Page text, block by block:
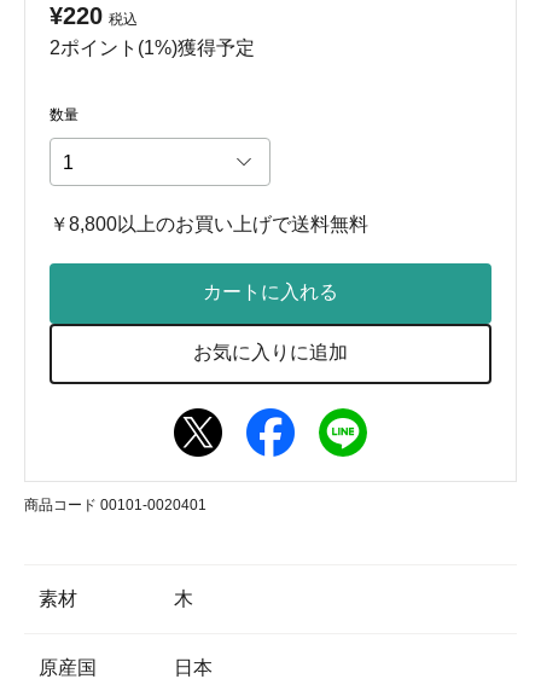
¥220 税込
2ポイント(1%)獲得予定
数量
￥8,800以上のお買い上げで送料無料
カートに入れる
お気に入りに追加
商品コード 00101-0020401
素材 木
原産国 日本